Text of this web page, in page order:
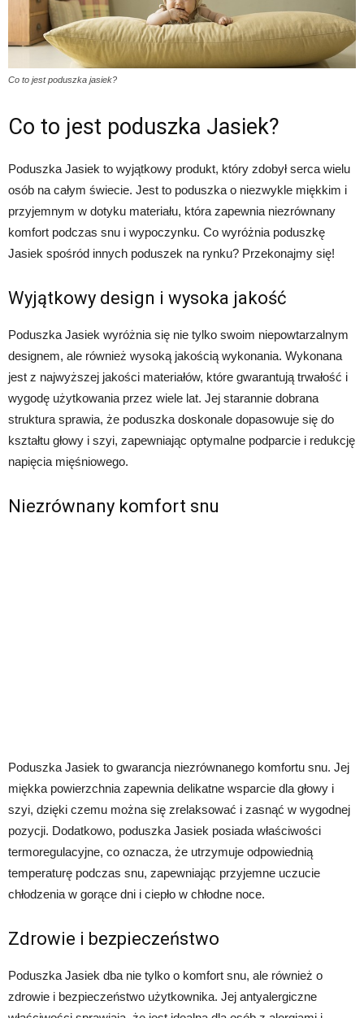
Co to jest poduszka jasiek?
Co to jest poduszka Jasiek?
Poduszka Jasiek to wyjątkowy produkt, który zdobył serca wielu
osób na całym świecie. Jest to poduszka o niezwykle miękkim i
przyjemnym w dotyku materiału, która zapewnia niezrównany
komfort podczas snu i wypoczynku. Co wyróżnia poduszkę
Jasiek spośród innych poduszek na rynku? Przekonajmy się!
Wyjątkowy design i wysoka jakość
Poduszka Jasiek wyróżnia się nie tylko swoim niepowtarzalnym
designem, ale również wysoką jakością wykonania. Wykonana
jest z najwyższej jakości materiałów, które gwarantują trwałość i
wygodę użytkowania przez wiele lat. Jej starannie dobrana
struktura sprawia, że poduszka doskonale dopasowuje się do
kształtu głowy i szyi, zapewniając optymalne podparcie i redukcję
napięcia mięśniowego.
Niezrównany komfort snu
Poduszka Jasiek to gwarancja niezrównanego komfortu snu. Jej
miękka powierzchnia zapewnia delikatne wsparcie dla głowy i
szyi, dzięki czemu można się zrelaksować i zasnąć w wygodnej
pozycji. Dodatkowo, poduszka Jasiek posiada właściwości
termoregulacyjne, co oznacza, że utrzymuje odpowiednią
temperaturę podczas snu, zapewniając przyjemne uczucie
chłodzenia w gorące dni i ciepło w chłodne noce.
Zdrowie i bezpieczeństwo
Poduszka Jasiek dba nie tylko o komfort snu, ale również o
zdrowie i bezpieczeństwo użytkownika. Jej antyalergiczne